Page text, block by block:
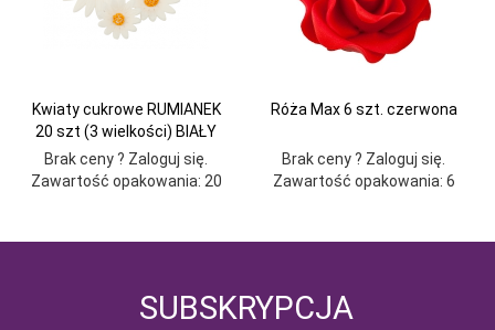
Kwiaty cukrowe RUMIANEK
20 szt (3 wielkości) BIAŁY
Brak ceny ? Zaloguj się.
Zawartość opakowania: 20
Róża Max 6 szt. czerwona
Brak ceny ? Zaloguj się.
Zawartość opakowania: 6
SUBSKRYPCJA